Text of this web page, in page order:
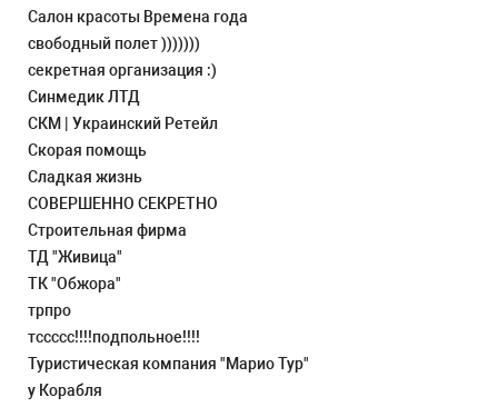
Салон красоты Времена года
свободный полет )))))))
секретная организация :)
Синмедик ЛТД
СКМ | Украинский Ретейл
Скорая помощь
Сладкая жизнь
СОВЕРШЕННО СЕКРЕТНО
Строительная фирма
ТД "Живица"
ТК "Обжора"
трпро
тссссс!!!!подпольное!!!!
Туристическая компания "Марио Тур"
у Корабля